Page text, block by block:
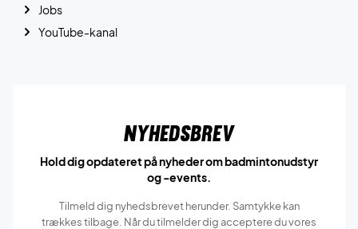
Jobs
YouTube-kanal
Nyhedsbrev
Hold dig opdateret på nyheder om badmintonudstyr
og -events.
Tilmeld dig nyhedsbrevet herunder. Samtykke kan
trækkes tilbage. Når du tilmelder dig acceptere du vores